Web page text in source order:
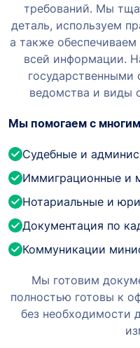
требований. Мы
деталь, используем
а также
всей информации.
государственными
ведомства и виды
Мы помогаем с
Судебные и
Иммиграционные и
Нотариальные и
Документация по
Коммуникации
Мы готовим
полностью готовы к
без необходимости